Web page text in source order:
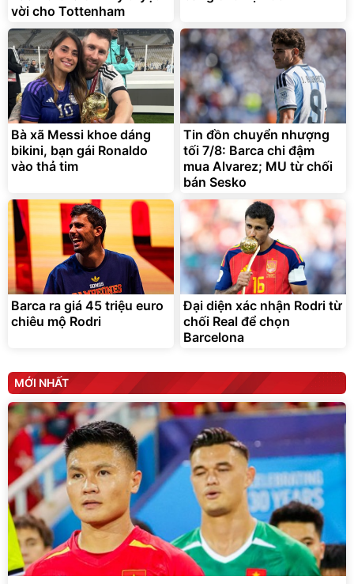
Lót ghế ôtô, nâng lưng
chống nóng giúp thoải mái
trong di chuyển
295.000đ
Đã bán nhiều
vời cho Tottenham
Bà xã Messi khoe dáng
bikini, bạn gái Ronaldo
vào thả tim
Tin đồn chuyển nhượng
tối 7/8: Barca chi đậm
mua Alvarez; MU từ chối
bán Sesko
Barca ra giá 45 triệu euro
chiêu mộ Rodri
Đại diện xác nhận Rodri từ
chối Real để chọn
Barcelona
MỚI NHẤT